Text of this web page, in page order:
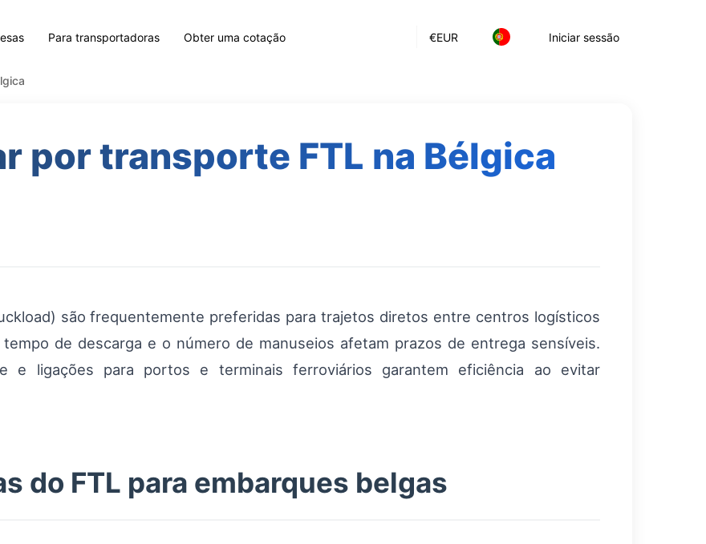
€EUR Iniciar sessão
Para transportadoras Obter uma cotação
por transporte FTL na Bélgica
são frequentemente preferidas para trajetos diretos entre centros logísticos
de descarga e o número de manuseios afetam prazos de entrega sensíveis.
e ligações para portos e terminais ferroviários garantem eficiência ao evitar
do FTL para embarques belgas